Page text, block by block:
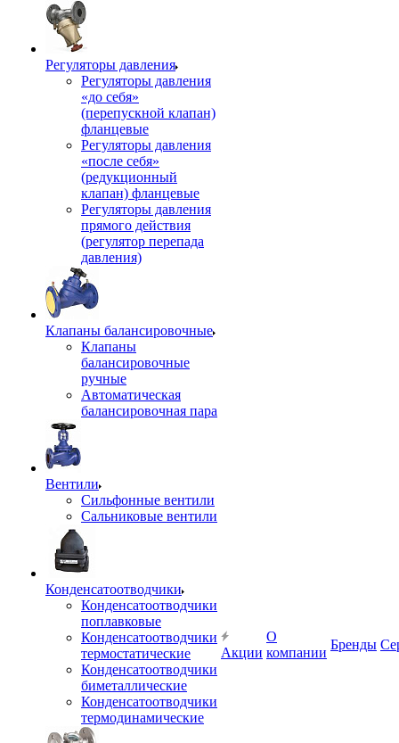
Регуляторы давления
Регуляторы давления
«до себя»
(перепускной клапан)
фланцевые
Регуляторы давления
«после себя»
(редукционный
клапан) фланцевые
Регуляторы давления
прямого действия
(регулятор перепада
давления)
Клапаны балансировочные
Клапаны
балансировочные
ручные
Автоматическая
балансировочная пара
Вентили
Сильфонные вентили
Сальниковые вентили
Конденсатоотводчики
Конденсатоотводчики
поплавковые
Конденсатоотводчики
термостатические
Конденсатоотводчики
биметаллические
Конденсатоотводчики
термодинамические
Акции
О
компании
Бренды